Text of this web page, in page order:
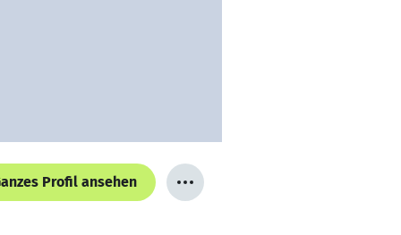
Profil ansehen